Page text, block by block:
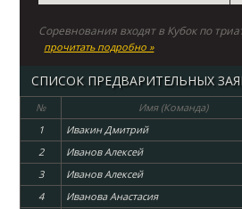
Соревнования входят в Кубок по
прочитать подробно »
СПИСОК ПРЕДВАРИТЕЛЬНЫХ
№ Имя (Команда)
1
Ивакин Дмитрий
2
Иванов Алексей
3
Иванов Алексей
4
Иванова Анастасия